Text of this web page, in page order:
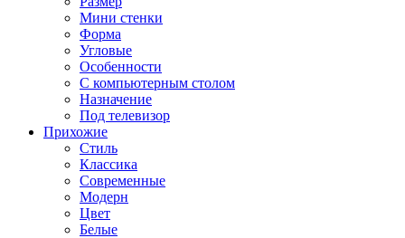
Мини стенки
Форма
Угловые
Особенности
С компьютерным столом
Назначение
Под телевизор
Прихожие
Стиль
Классика
Современные
Модерн
Цвет
Белые